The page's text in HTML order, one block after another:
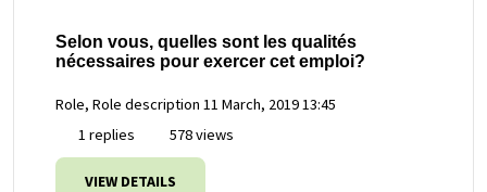
Selon vous, quelles sont les qualités
nécessaires pour exercer cet emploi?
Role, Role description 11 March, 2019 13:45
1 replies
578 views
VIEW DETAILS